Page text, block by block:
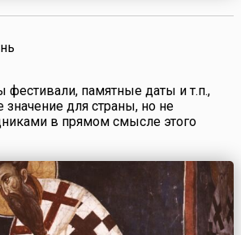
фестивали, памятные даты и т.п.,
для страны, но не
в прямом смысле этого